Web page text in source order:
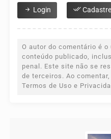
Login
O autor do comentário é
conteúdo publicado,
penal. Este site não se
de terceiros. Ao
Termos de Uso e